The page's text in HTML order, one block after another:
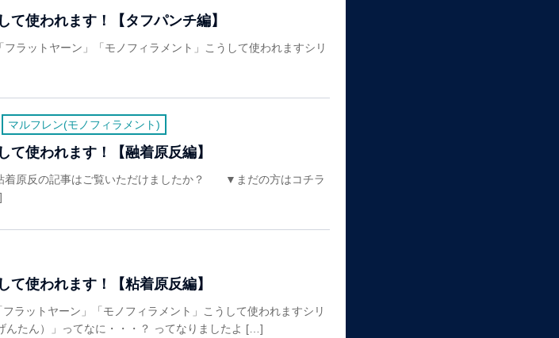
て使われます！【タフパンチ編】
ラットヤーン」「モノフィラメント」こうして使われますシリ
マルフレン(モノフィラメント)
て使われます！【融着原反編】
着原反の記事はご覧いただけましたか？ ▼まだの方はコチラ
て使われます！【粘着原反編】
ラットヤーン」「モノフィラメント」こうして使われますシリ
んたん）」ってなに・・・？ ってなりましたよ […]